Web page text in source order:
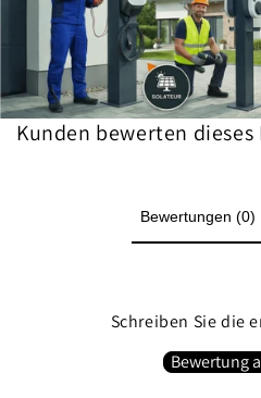
Kunden bewerten
Bewertungen (0)
Schreiben Sie die
Bewertung